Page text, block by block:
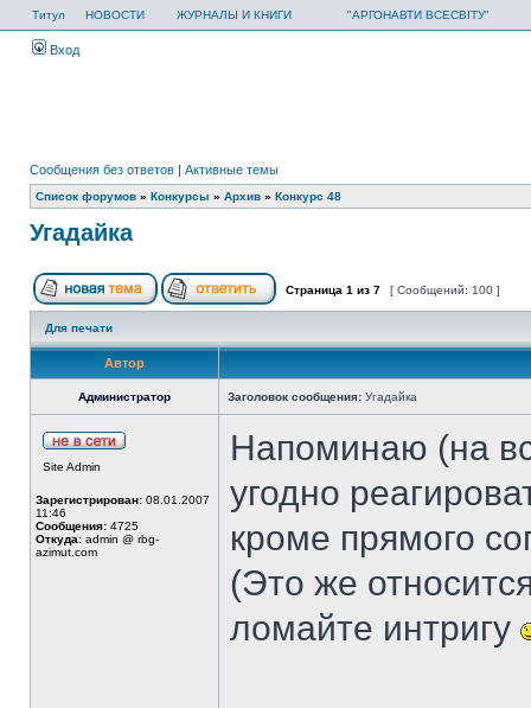
Титул НОВОСТИ ЖУРНАЛЫ И КНИГИ "АРГОНАВТИ ВСЕСВІТУ"
Вход
Сообщения без ответов | Активные темы
Список форумов » Конкурсы » Архив » Конкурс 48
Угадайка
Страница 1 из 7 [ Сообщений: 100 ]
Для печати
Автор
Администратор Заголовок сообщения: Угадайка
Site Admin
Зарегистрирован: 08.01.2007
11:46
Сообщения: 4725
Откуда: admin @ rbg-
azimut.com
Напоминаю (на
угодно
кроме прямого
(Это же
ломайте интригу